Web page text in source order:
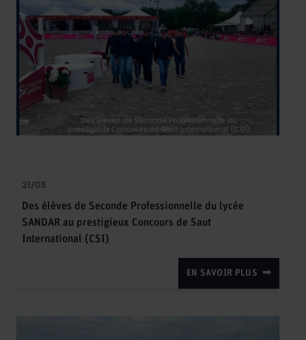
21/05
Des élèves de Seconde Professionnelle du lycée
SANDAR au prestigieux Concours de Saut
International (CSI)
EN SAVOIR PLUS